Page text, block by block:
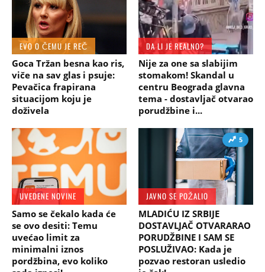
EVO O ČEMU JE REČ
Goca Tržan besna kao ris,
viče na sav glas i psuje:
Pevačica frapirana
situacijom koju je
doživela
DA LI JE REALNO?
Nije za one sa slabijim
stomakom! Skandal u
centru Beograda glavna
tema - dostavljač otvarao
porudžbine i...
UVEDENE NOVINE
Samo se čekalo kada će
se ovo desiti: Temu
uvećao limit za
minimalni iznos
pordžbina, evo koliko
5
JAVNO SE POŽALIO
MLADIĆU IZ SRBIJE
DOSTAVLJAČ OTVARARAO
PORUDŽBINE I SAM SE
POSLUŽIVAO: Kada je
pozvao restoran usledio